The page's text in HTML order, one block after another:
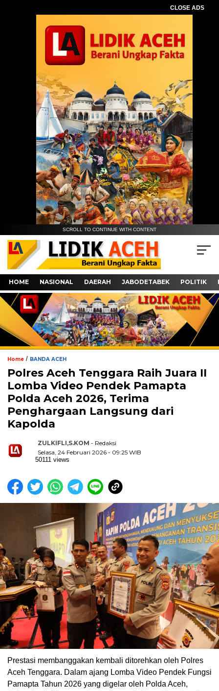
CLOSE ADS
SCROLL TO CONTINUE WITH CONTENT
HOME NASIONAL DAERAH JABODETABEK POLITIK
Home / BANDA ACEH
Polres Aceh Tenggara Raih Juara II
Lomba Video Pendek Pamapta
Polda Aceh 2026, Terima
Penghargaan Langsung dari
Kapolda
ZULKIFLI,S.KOM - Redaksi
Selasa, 24 Februari 2026 - 09:25 WIB
50111 views
Prestasi membanggakan kembali ditorehkan oleh Polres
Aceh Tenggara. Dalam ajang Lomba Video Pendek Fungsi
Pamapta Tahun 2026 yang digelar oleh Polda Aceh,